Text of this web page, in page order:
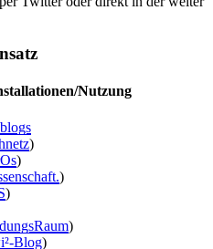
Nutzung
)
)
)
)
)
Blog)